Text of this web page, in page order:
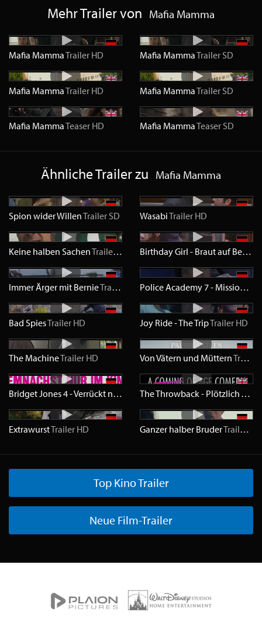
Mehr Trailer von Mafia Mamma
Mafia MammaTrailer HD Mafia MammaTrailer SD
Mafia MammaTrailer HD Mafia MammaTrailer SD
Mafia MammaTeaser HD Mafia MammaTeaser SD
Ähnliche Trailer zu Mafia Mamma
Spion wider WillenTrailer SD WasabiTrailer HD
Keine halben SachenTrailer SD Birthday Girl - Braut auf Bestellung
Immer Ärger mit BernieTrailer Police Academy 7 - Mission in Moskau
Bad SpiesTrailer HD Joy Ride - The TripTrailer HD
The MachineTrailer HD Von Vätern und MütternTrailer
Bridget Jones 4 - Verrückt nach ihm TrailerHD The Throwback - Plötzlich Teenie
ExtrawurstTrailer HD Ganzer halber BruderTrailer
Top Kino Trailer
Neue Film-Trailer